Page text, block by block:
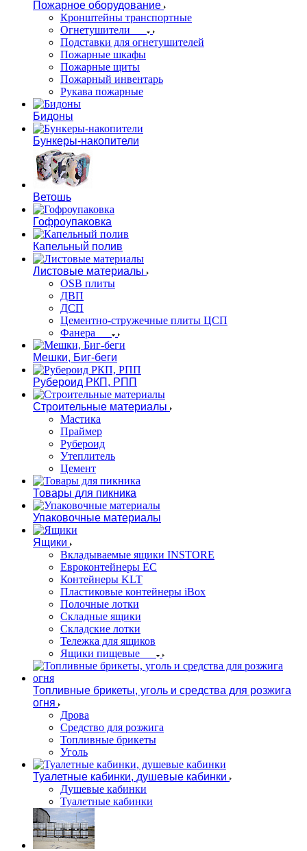
Пожарное оборудование
Кронштейны транспортные
Огнетушители
Подставки для огнетушителей
Пожарные шкафы
Пожарные щиты
Пожарный инвентарь
Рукава пожарные
Бидоны
Бункеры-накопители
Ветошь
Гофроупаковка
Капельный полив
Листовые материалы
OSB плиты
ДВП
ДСП
Цементно-стружечные плиты ЦСП
Фанера
Мешки, Биг-беги
Рубероид РКП, РПП
Строительные материалы
Мастика
Праймер
Рубероид
Утеплитель
Цемент
Товары для пикника
Упаковочные материалы
Ящики
Вкладываемые ящики INSTORE
Евроконтейнеры ЕС
Контейнеры KLT
Пластиковые контейнеры iBox
Полочные лотки
Складные ящики
Складские лотки
Тележка для ящиков
Ящики пищевые
Топливные брикеты, уголь и средства для розжига
огня
Дрова
Средство для розжига
Топливные брикеты
Уголь
Туалетные кабинки, душевые кабинки
Душевые кабинки
Туалетные кабинки